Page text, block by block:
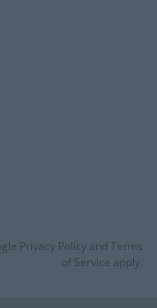
Privacy Policy and Terms
of Service apply.